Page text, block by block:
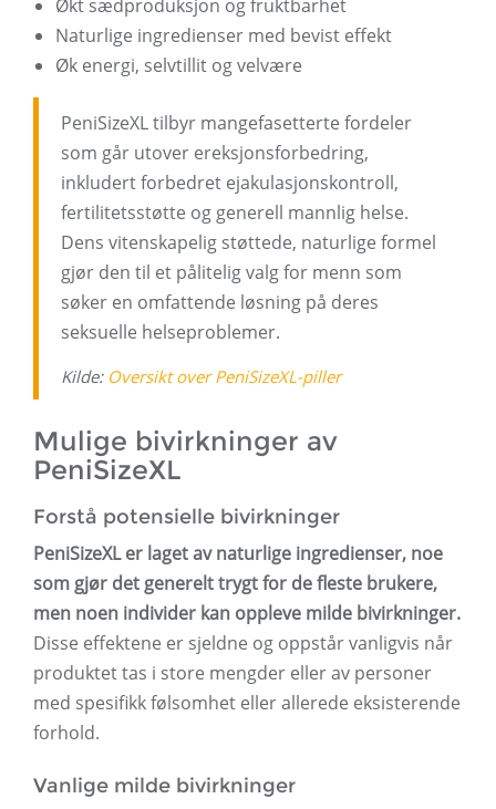
Økt sædproduksjon og fruktbarhet
Naturlige ingredienser med bevist effekt
Øk energi, selvtillit og velvære
PeniSizeXL tilbyr mangefasetterte fordeler
som går utover ereksjonsforbedring,
inkludert forbedret ejakulasjonskontroll,
fertilitetsstøtte og generell mannlig helse.
Dens vitenskapelig støttede, naturlige formel
gjør den til et pålitelig valg for menn som
søker en omfattende løsning på deres
seksuelle helseproblemer.
Kilde: Oversikt over PeniSizeXL-piller
Mulige bivirkninger av
PeniSizeXL
Forstå potensielle bivirkninger
PeniSizeXL er laget av naturlige ingredienser, noe
som gjør det generelt trygt for de fleste brukere,
men noen individer kan oppleve milde bivirkninger.
Disse effektene er sjeldne og oppstår vanligvis når
produktet tas i store mengder eller av personer
med spesifikk følsomhet eller allerede eksisterende
forhold.
Vanlige milde bivirkninger